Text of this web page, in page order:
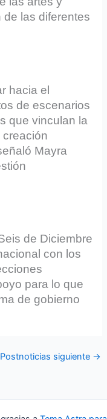
las diferentes
hacia el
de escenarios
que vinculan la
Mayra
de Diciembre
con los
para lo que
de gobierno
Postnoticias siguiente →